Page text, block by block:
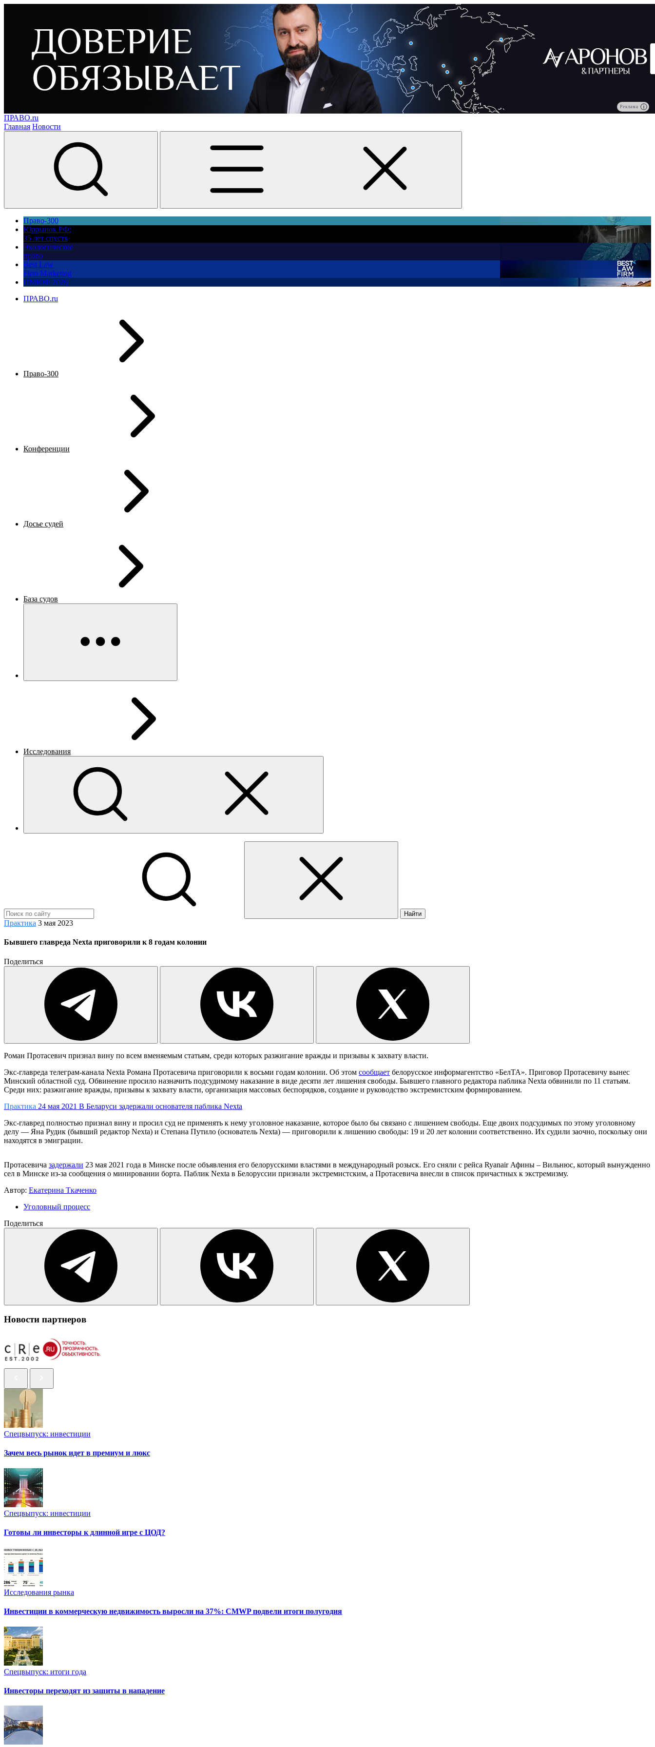
Реклама
ПРАВО.ru
Главная Новости
Право-300
Юррынок РФ:
35 лет спустя
Экологическое
право
Best Law
Firm Marketing
ПМЮФ 2026
ПРАВО.ru
Право-300
Конференции
Досье судей
База судов
Исследования
Найти
Практика 3 мая 2023
Бывшего главреда Nexta приговорили к 8 годам колонии
Поделиться
Роман Протасевич признал вину по всем вменяемым статьям, среди которых разжигание вражды и призывы к захвату власти.
Экс-главреда телеграм-канала Nexta Романа Протасевича приговорили к восьми годам колонии. Об этом сообщает белорусское информагентство «БелТА». Приговор Протасевичу вынес
Минский областной суд. Обвинение просило назначить подсудимому наказание в виде десяти лет лишения свободы. Бывшего главного редактора паблика Nexta обвинили по 11 статьям.
Среди них: разжигание вражды, призывы к захвату власти, организация массовых беспорядков, создание и руководство экстремистским формированием.
Практика 24 мая 2021 В Беларуси задержали основателя паблика Nexta
Экс-главред полностью признал вину и просил суд не применять к нему уголовное наказание, которое было бы связано с лишением свободы. Еще двоих подсудимых по этому уголовному
делу — Яна Рудик (бывший редактор Nexta) и Степана Путило (основатель Nexta) — приговорили к лишению свободы: 19 и 20 лет колонии соответственно. Их судили заочно, поскольку они
находятся в эмиграции.
Протасевича задержали 23 мая 2021 года в Минске после объявления его белорусскими властями в международный розыск. Его сняли с рейса Ryanair Афины – Вильнюс, который вынужденно
сел в Минске из-за сообщения о минировании борта. Паблик Nexta в Белоруссии признали экстремистским, а Протасевича внесли в список причастных к экстремизму.
Автор: Екатерина Ткаченко
Уголовный процесс
Поделиться
Новости партнеров
Спецвыпуск: инвестиции
Зачем весь рынок идет в премиум и люкс
Спецвыпуск: инвестиции
Готовы ли инвесторы к длинной игре с ЦОД?
Исследования рынка
Инвестиции в коммерческую недвижимость выросли на 37%: CMWP подвели итоги полугодия
Спецвыпуск: итоги года
Инвесторы переходят из защиты в нападение